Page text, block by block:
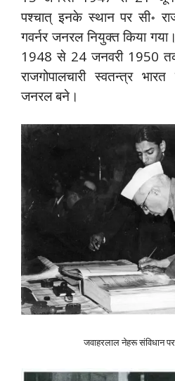
पश्चात् इनके स्थान पर सी॰
गवर्नर जनरल नियुक्त किया
1948 से 24 जनवरी 1950
राजगोपालचारी स्वतन्त्र
जनरल बने।
जवाहरलाल नेहरू संविधान